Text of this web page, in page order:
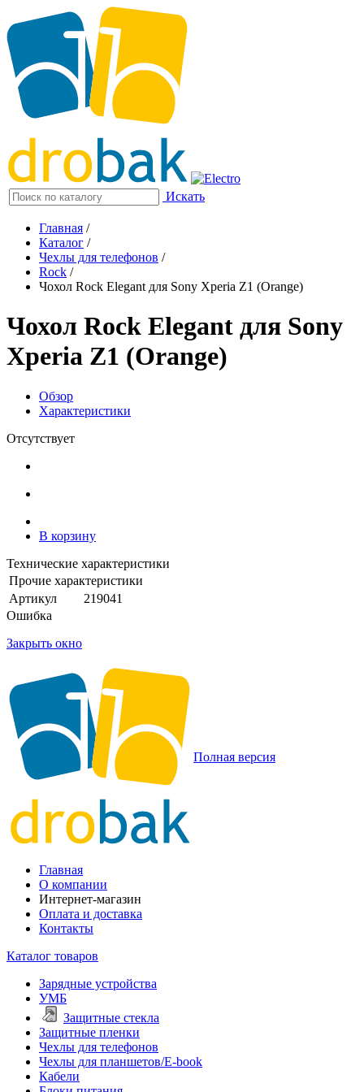
Искать
Главная /
Каталог /
Чехлы для телефонов /
Rock /
Чохол Rock Elegant для Sony Xperia Z1 (Orange)
Чохол Rock Elegant для Sony
Xperia Z1 (Orange)
Обзор
Характеристики
Отсутствует
В корзину
Технические характеристики
Прочие характеристики
Артикул
219041
Ошибка
Закрыть окно
Полная версия
Главная
О компании
Интернет-магазин
Оплата и доставка
Контакты
Каталог товаров
Зарядные устройства
УМБ
Защитные стекла
Защитные пленки
Чехлы для телефонов
Чехлы для планшетов/E-book
Кабели